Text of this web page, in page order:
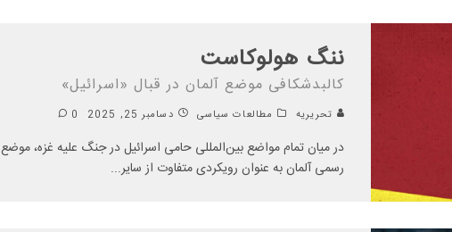
ننگ هولوکاست
کالبدشکافی موضع آلمان در قبال «اسرائیل»
تحریریه مطالعات سیاسی دسامبر 25, 2025 0
در میان تمام مواضع بین‌المللی حامی اسرائیل در جنگ علیه غزه، موضع
رسمی آلمان به عنوان رویکردی متفاوت از سایر...